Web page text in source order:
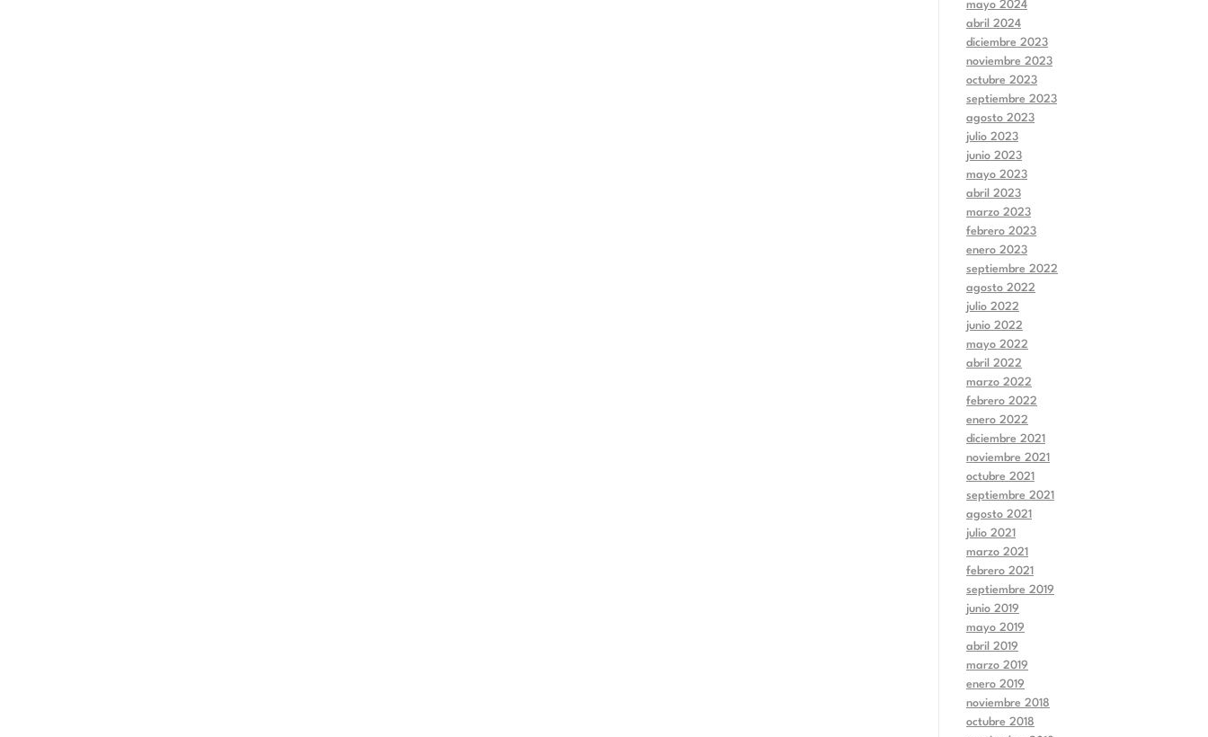
mayo 2024
abril 2024
diciembre 2023
noviembre 2023
octubre 2023
septiembre 2023
agosto 2023
julio 2023
junio 2023
mayo 2023
abril 2023
marzo 2023
febrero 2023
enero 2023
septiembre 2022
agosto 2022
julio 2022
junio 2022
mayo 2022
abril 2022
marzo 2022
febrero 2022
enero 2022
diciembre 2021
noviembre 2021
octubre 2021
septiembre 2021
agosto 2021
julio 2021
marzo 2021
febrero 2021
septiembre 2019
junio 2019
mayo 2019
abril 2019
marzo 2019
enero 2019
noviembre 2018
octubre 2018